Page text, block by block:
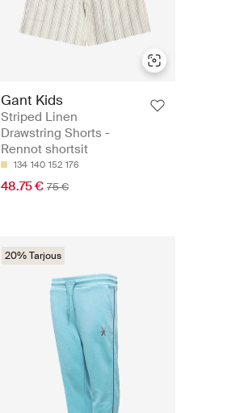
Gant Kids
Striped Linen
Drawstring Shorts -
Rennot shortsit
134 140 152 176
48.75 € 75 €
20% Tarjous